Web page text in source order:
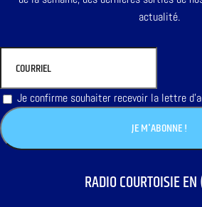
actualité.
Je confirme souhaiter recevoir la lettre
RADIO COURTOISIE